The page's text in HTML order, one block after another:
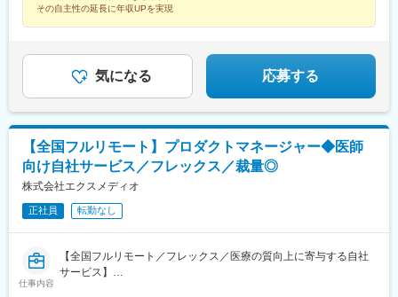
橋駅、大阪梅田駅(阪神線)、神戸三宮駅(阪急・神戸高速)、田町駅
広町駅(東京都)、馬喰町駅、吉祥寺駅、町田駅、自由が丘駅、立川
い駅、新潟駅、長岡駅、西新発田駅、春日山駅、甲府駅、市役所
前駅(長野県)、信濃荒井駅、電気ビル前駅、北鉄金沢駅、仁愛女子
高校駅、敦賀駅、西岐阜駅、高山駅、多治見駅、新静岡駅、富士
駅、第一通り駅、駅前駅、久屋大通駅、尾張一宮駅、津新町駅、
近鉄四日市駅、草津駅(滋賀県)、彦根駅、島ノ関駅、烏丸御池駅、
本町駅、北新地駅、旧居留地・大丸前駅、貿易センター駅、姫路
駅、手柄駅、新大宮駅、和歌山市駅、鳥取駅、松江駅、電鉄出雲
市駅、岡山駅前駅、銀山町駅、福山駅、袋町駅、新山口駅、徳山
駅、徳島駅、阿南駅、片原町駅(香川県)、松山市駅、丸亀駅、はり
まや橋駅、博多駅、小倉駅(福岡県)、東比恵駅、通谷駅、西鉄久留
ンター前駅、函館駅、弘前駅、青葉通一番町駅、愛宕橋駅、長井
駅、駅東公園前駅、前橋駅、西武秩父駅、栄町駅(千葉県)、成田
その自主性の延長に年収UPを実現
気になる 応募する
【全国フルリモート】プロダクトマネージャー◆医師
向け自社サービス／フレックス／裁量◎
株式会社エクスメディオ
正社員 転勤なし
仕事内容
【全国フルリモート／フレックス／医療の質向上に寄与する自社
サービス】